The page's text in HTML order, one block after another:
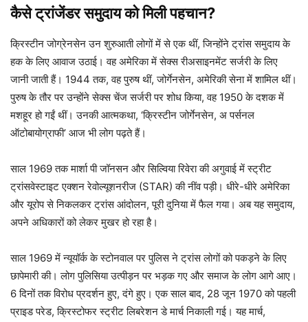
कैसे ट्रांजेंडर समुदाय को मिली पहचान?
क्रिस्टीन जोग्रेनसेन उन शुरुआती लोगों में से एक थीं, जिन्होंने ट्रांस समुदाय के
हक के लिए आवाज उठाई। वह अमेरिका में सेक्स रीअसाइनमेंट सर्जरी के लिए
जानी जाती हैं। 1944 तक, वह पुरुष थीं, जोर्गेनसेन, अमेरिकी सेना में शामिल थीं।
पुरुष के तौर पर उन्होंने सेक्स चेंज सर्जरी पर शोध किया, वह 1950 के दशक में
मशहूर हो गईं थीं। उनकी आत्मकथा, ‘क्रिस्टीन जोर्गेनसेन, अ पर्सनल
ऑटोबायोग्राफी’ आज भी लोग पढ़ते हैं।
साल 1969 तक मार्शा पी जॉनसन और सिल्विया रिवेरा की अगुवाई में स्ट्रीट
ट्रांसवेस्टाइट एक्शन रेवोल्यूशनरीज (STAR) की नींव पड़ी। धीरे-धीरे अमेरिका
और यूरोप से निकलकर ट्रांस आंदोलन, पूरी दुनिया में फैल गया। अब यह समुदाय,
अपने अधिकारों को लेकर मुखर हो रहा है।
साल 1969 में न्यूयॉर्क के स्टोनवाल पर पुलिस ने ट्रांस लोगों को पकड़ने के लिए
छापेमारी की। लोग पुलिसिया उत्पीड़न पर भड़क गए और समाज के लोग आगे आए।
6 दिनों तक विरोध प्रदर्शन हुए, दंगे हुए। एक साल बाद, 28 जून 1970 को पहली
प्राइड परेड, क्रिस्टोफर स्ट्रीट लिबरेशन डे मार्च निकाली गई। यह मार्च,